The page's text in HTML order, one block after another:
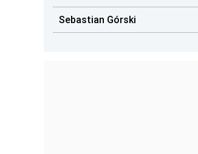
Sebastian Górski